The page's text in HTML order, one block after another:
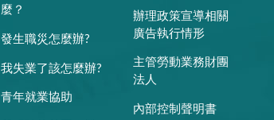
麼？
發生職災怎麼辦?
我失業了該怎麼辦?
青年就業協助
辦理政策宣導相關
廣告執行情形
主管勞動業務財團
法人
內部控制聲明書